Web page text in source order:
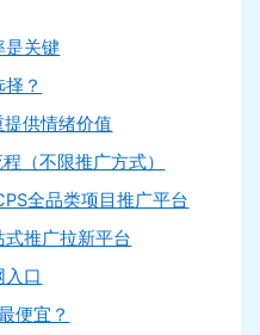
是关键
？
供情绪价值
（不限推广方式）
全品类项目推广平台
式推广拉新平台
入口
便宜？